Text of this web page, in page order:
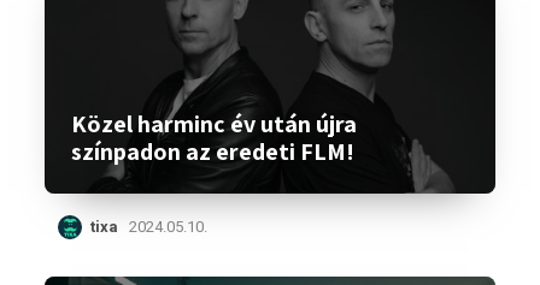
Közel harminc év után újra
színpadon az eredeti FLM!
tixa 2024.05.10.